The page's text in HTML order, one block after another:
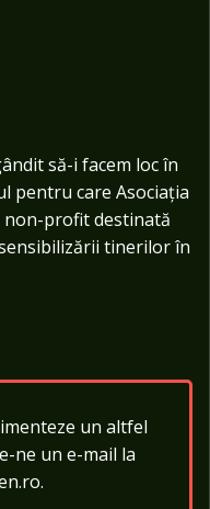
să-i facem loc în
pentru care Asociația
non-profit destinată
tinerilor în
un altfel
ne un e-mail la